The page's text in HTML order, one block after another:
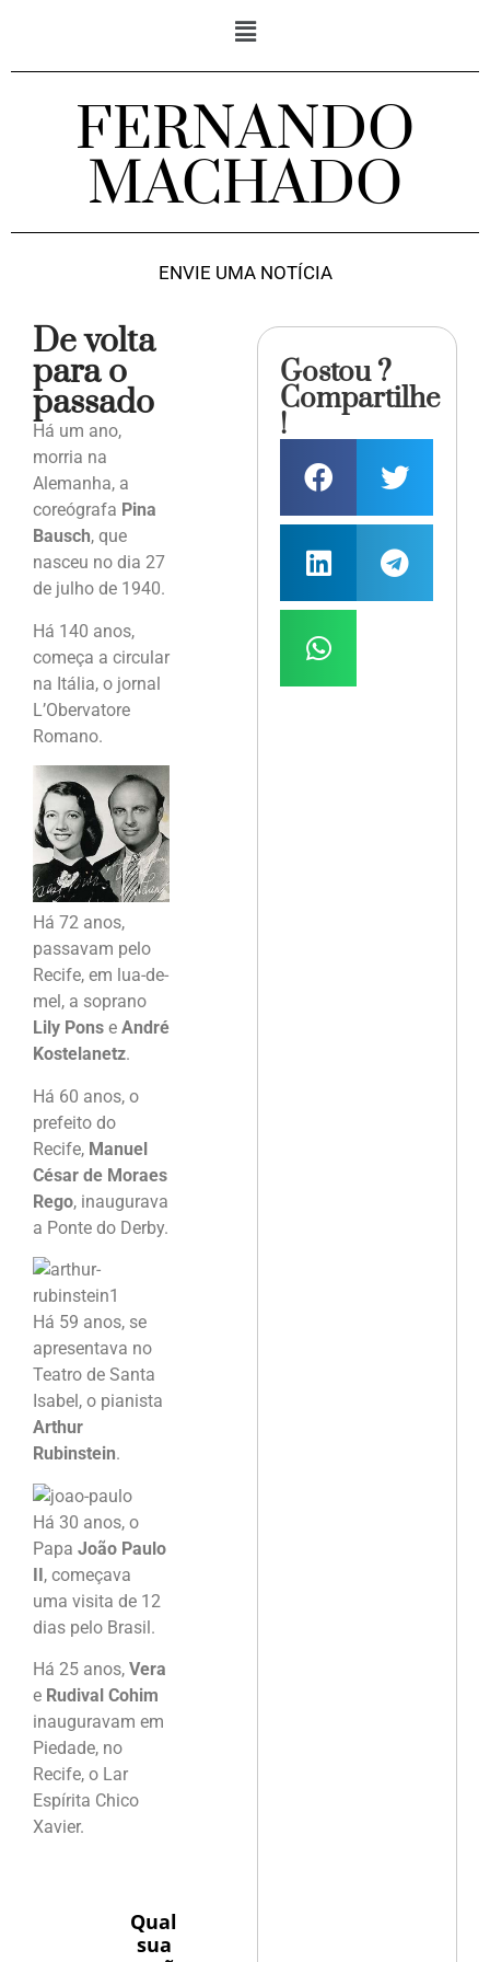
FERNANDO
MACHADO
ENVIE UMA NOTÍCIA
De volta
para o
passado
Há um ano,
morria na
Alemanha, a
coreógrafa Pina
Bausch, que
nasceu no dia 27
de julho de 1940.
Há 140 anos,
começa a circular
na Itália, o jornal
L’Obervatore
Romano.
Há 72 anos,
passavam pelo
Recife, em lua-de-
mel, a soprano
Lily Pons e André
Kostelanetz.
Há 60 anos, o
prefeito do
Recife, Manuel
César de Moraes
Rego, inaugurava
a Ponte do Derby.
Há 59 anos, se
apresentava no
Teatro de Santa
Isabel, o pianista
Arthur
Rubinstein.
Há 30 anos, o
Papa João Paulo
II, começava
uma visita de 12
dias pelo Brasil.
Há 25 anos, Vera
e Rudival Cohim
inauguravam em
Piedade, no
Recife, o Lar
Espírita Chico
Xavier.
Qual
sua
Gostou ?
Compartilhe
!